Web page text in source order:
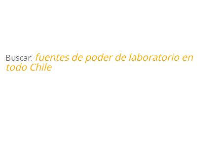
Buscar: fuentes de poder de laboratorio en
todo Chile